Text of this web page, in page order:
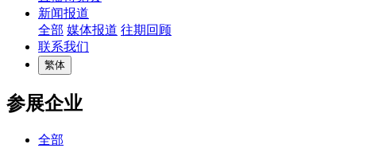
新闻报道
全部 媒体报道 往期回顾
联系我们
繁体
参展企业
全部